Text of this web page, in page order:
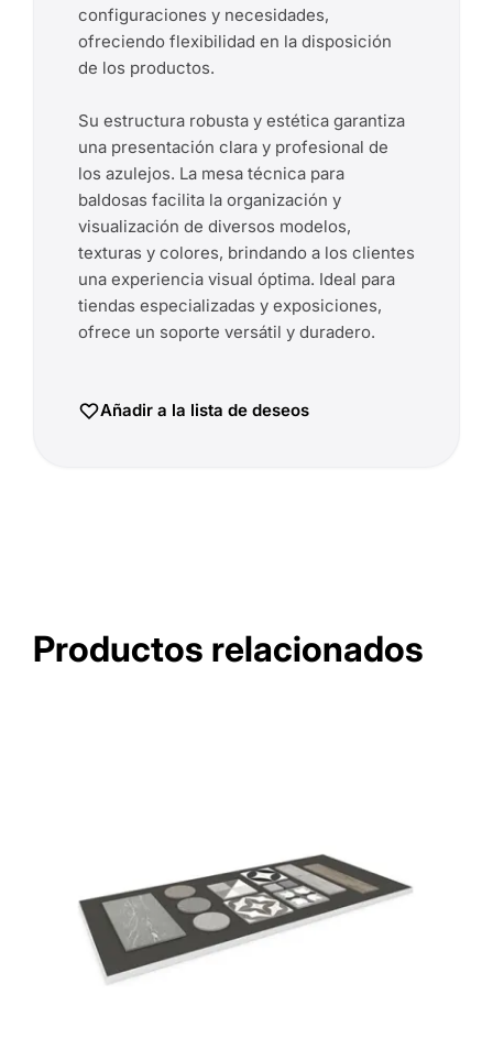
configuraciones y necesidades,
ofreciendo flexibilidad en la disposición
de los productos.
Su estructura robusta y estética garantiza
una presentación clara y profesional de
los azulejos. La mesa técnica para
baldosas facilita la organización y
visualización de diversos modelos,
texturas y colores, brindando a los clientes
una experiencia visual óptima. Ideal para
tiendas especializadas y exposiciones,
ofrece un soporte versátil y duradero.
Añadir a la lista de deseos
Productos relacionados